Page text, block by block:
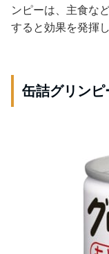
ンピーは、主食な
すると効果を発揮
缶詰グリン